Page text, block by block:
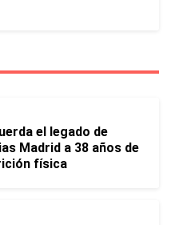
el legado de
Madrid a 38 años de
física